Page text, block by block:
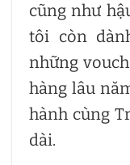
cũng như
tôi còn
những
hàng lâu
hành cùng
dài.